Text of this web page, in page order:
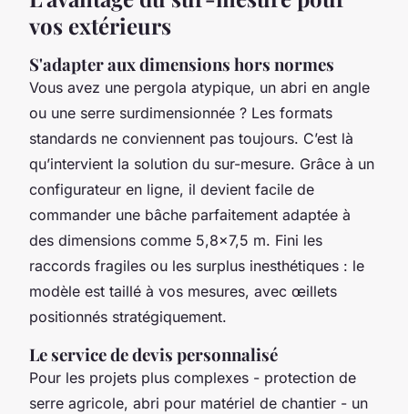
vos extérieurs
S'adapter aux dimensions hors normes
Vous avez une pergola atypique, un abri en angle
ou une serre surdimensionnée ? Les formats
standards ne conviennent pas toujours. C’est là
qu’intervient la solution du sur-mesure. Grâce à un
configurateur en ligne, il devient facile de
commander une bâche parfaitement adaptée à
des dimensions comme 5,8x7,5 m. Fini les
raccords fragiles ou les surplus inesthétiques : le
modèle est taillé à vos mesures, avec œillets
positionnés stratégiquement.
Le service de devis personnalisé
Pour les projets plus complexes - protection de
serre agricole, abri pour matériel de chantier - un